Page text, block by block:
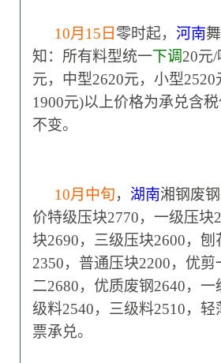
10月15日 零时起， 河南
知：所有料型统一下调20元/
元，中型2620元，小型
1900元)以上价格为承兑含
不变。
10月中旬， 湖南湘钢废
价特级压块2770，一级压块
块2690，三级压块2600，刨
2350，普通压块2200，优剪
二2680，优质废钢2640，一
级料2540，三级料2510，轻
票承兑。